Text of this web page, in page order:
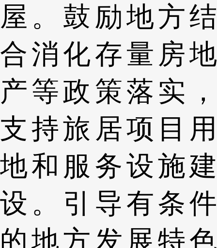
屋。鼓励地方结
合消化存量房地
产等政策落实，
支持旅居项目用
地和服务设施建
设。引导有条件
的地方发展特色